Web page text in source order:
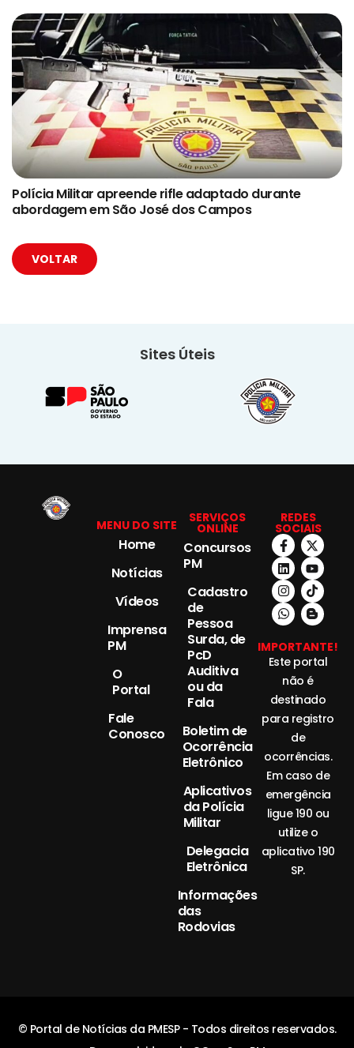
Polícia Militar apreende rifle adaptado durante
abordagem em São José dos Campos
VOLTAR
Sites Úteis
MENU DO SITE
Home
Notícias
Vídeos
Imprensa
PM
O
Portal
Fale
Conosco
SERVIÇOS
ONLINE
Concursos
PM
Cadastro
de
Pessoa
Surda, de
PcD
Auditiva
ou da
Fala
Boletim de
Ocorrência
Eletrônico
Aplicativos
da Polícia
Militar
Delegacia
Eletrônica
Informações
das
Rodovias
REDES
SOCIAIS
IMPORTANTE!
Este portal
não é
destinado
para registro
de
ocorrências.
Em caso de
emergência
ligue 190 ou
utilize o
aplicativo 190
SP.
© Portal de Notícias da PMESP - Todos direitos reservados.